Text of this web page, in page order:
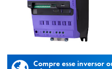
Compre esse inversor